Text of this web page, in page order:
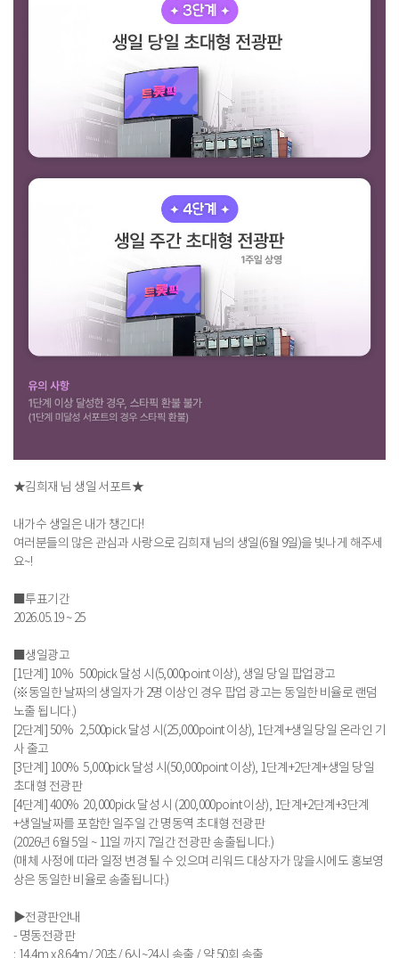
★김희재 님 생일 서포트★
내가수 생일은 내가 챙긴다!
여러분들의 많은 관심과 사랑으로 김희재 님의 생일(6월 9일)을 빛나게 해주세
요~!
■투표기간
2026.05.19 ~ 25
■생일광고
[1단계] 10% 500pick 달성 시(5,000point 이상), 생일 당일 팝업광고
(※동일한 날짜의 생일자가 2명 이상인 경우 팝업 광고는 동일한 비율로 랜덤
노출 됩니다.)
[2단계] 50% 2,500pick 달성 시(25,000point 이상), 1단계+생일 당일 온라인 기
사 출고
[3단계] 100% 5,000pick 달성 시(50,000point 이상), 1단계+2단계+생일 당일
초대형 전광판
[4단계] 400% 20,000pick 달성 시 (200,000point 이상), 1단계+2단계+3단계
+생일날짜를 포함한 일주일 간 명동역 초대형 전광판
(2026년 6월 5일 ~ 11일 까지 7일간 전광판 송출됩니다.)
(매체 사정에 따라 일정 변경 될 수 있으며 리워드 대상자가 많을시에도 홍보영
상은 동일한 비율로 송출됩니다.)
▶전광판안내
- 명동전광판
: 14.4m x 8.64m/ 20초/ 6시~24시 송출 / 약 50회 송출